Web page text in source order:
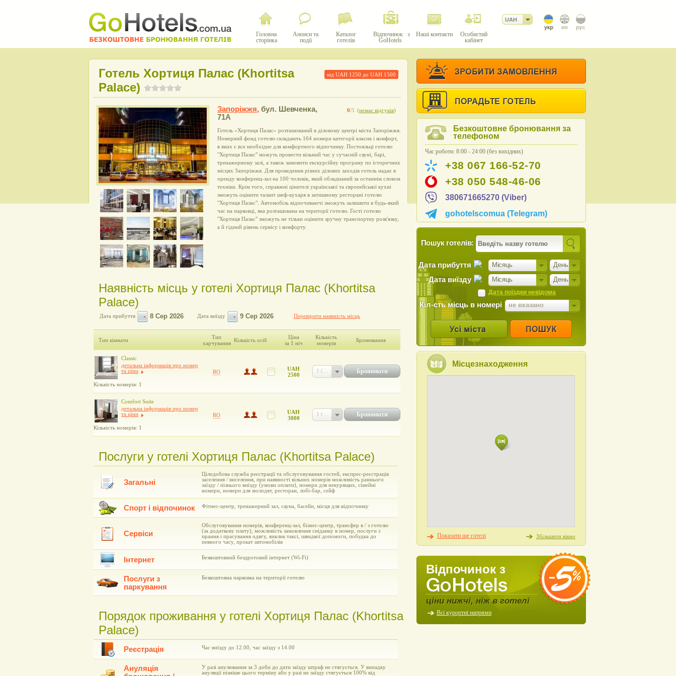
Головна
сторінка
Анонси та
події
Каталог
готелів
Відпочинок з
GoHotels
Наші контакти
Особистий
кабінет
UAH
від UAH 1250 до UAH 1500
Готель Хортиця Палас (Khortitsa
Palace)
0/5 (немає відгуків)
Запоріжжя, бул. Шевченка,
71А
Готель «Хортиця Палас» розташований в діловому центрі міста Запоріжжя.
Номерний фонд готелю складають 164 номери категорії класик і комфорт,
в яких є все необхідне для комфортного відпочинку. Постояльці готелю
"Хортиця Палас" можуть провести вільний час у сучасній сауні, барі,
тренажерному залі, а також замовити екскурсійну програму по історичних
місцях Запоріжжя. Для проведення різних ділових заходів готель надає в
оренду конференц-зал на 100 чоловік, який обладнаний за останнім словом
техніки. Крім того, справжні цінителі української та європейської кухні
зможуть оцінити талант шеф-кухаря в затишному ресторані готелю
"Хортиця Палас". Автомобіль відпочиваючі зможуть залишити в будь-який
час на парковці, яка розташована на території готелю. Гості готелю
"Хортиця Палас" зможуть не тільки оцінити зручну транспортну розв'язку,
а й гідний рівень сервісу і комфорту.
Наявність місць у готелі Хортиця Палас (Khortitsa
Palace)
Дата прибуття Дата виїзду Перевірити наявність місць
Тип кімнати
Тип
харчування Кількість осіб
Ціна
за 1 ніч
Кількість
номерів
Бронювання
Classic
детальна інформація про номер
та ціни
Кількість номерів: 1
RO
UAH
2500
Бронювати
Comfort Suite
детальна інформація про номер
та ціни
Кількість номерів: 1
RO
UAH
3000
Бронювати
Послуги у готелі Хортиця Палас (Khortitsa Palace)
Загальні
Цілодобова служба реєстрації та обслуговування гостей, експрес-реєстрація
заселення / виселення, при наявності вільних номерів можливість раннього
заїзду / пізнього виїзду (умови оплати), номери для некурящих, сімейні
номери, номери для молодят, ресторан, лобі-бар, сейф
Спорт і відпочинок Фітнес-центр, тренажерний зал, сауна, басейн, місця для відпочинку
Сервіси
Обслуговування номерів, конференц-зал, бізнес-центр, трансфер в / з готелю
(за додаткову плату), можливість замовлення сніданку в номер, послуги з
прання і прасування одягу, виклик таксі, швидкої допомоги, побудка до
певного часу, прокат автомобілів
Інтернет Безкоштовний бездротовий інтернет (Wi-Fi)
Послуги з
паркування
Безкоштовна парковка на території готелю
Порядок проживання у готелі Хортиця Палас (Khortitsa
Palace)
Реєстрація Час виїзду до 12.00, час заїзду з 14.00
Ануляція
У разі анулювання за 3 доби до дати заїзду штраф не стягується. У випадку
ануляції пізніше цього терміну або у разі не заїзду стягується 100% від
Безкоштовне бронювання за
телефоном
Час роботи: 8:00 - 24:00 (без вихідних)
+38 067 166-52-70
+38 050 548-46-06
380671665270 (Viber)
gohotelscomua (Telegram)
Пошук готелів:
Місяць День
Дата прибуття
Місяць День
Дата виїзду
Дата поїздки невідома
Кіл-сть місць в номері не вказано
Місцезнаходження
Показати ще готелі Збільшити вікно
Відпочинок з
ціни нижчі, ніж в готелі
Всі курортні напрями